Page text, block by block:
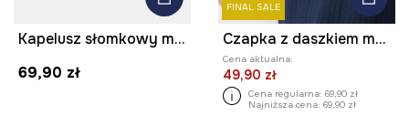
Kapelusz słomkowy męski z aplikacją
69,90 zł
FINAL SALE
Czapka z daszkiem męska z lnem
Cena aktualna:
49,90 zł
Cena regularna: 69,90 zł
Najniższa cena: 69,90 zł